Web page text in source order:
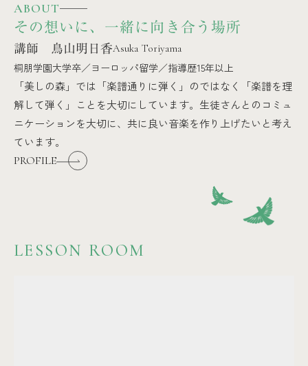
ABOUT
その想いに、一緒に向き合う場所
講師 鳥山明日香Asuka Toriyama
桐朋学園大学卒／ヨーロッパ留学／指導歴15年以上
「美しの森」では「楽譜通りに弾く」のではなく「楽譜を理
解して弾く」ことを大切にしています。生徒さんとのコミュ
ニケーションを大切に、共に良い音楽を作り上げたいと考え
ています。
PROFILE
LESSON ROOM